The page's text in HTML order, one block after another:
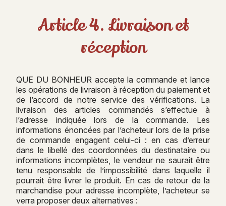
Article 4. Livraison et
réception
QUE DU BONHEUR accepte la commande et lance
les opérations de livraison à réception du paiement et
de l’accord de notre service des vérifications. La
livraison des articles commandés s’effectue à
l’adresse indiquée lors de la commande. Les
informations énoncées par l’acheteur lors de la prise
de commande engagent celui-ci : en cas d’erreur
dans le libellé des coordonnées du destinataire ou
informations incomplètes, le vendeur ne saurait être
tenu responsable de l’impossibilité dans laquelle il
pourrait être livrer le produit. En cas de retour de la
marchandise pour adresse incomplète, l’acheteur se
verra proposer deux alternatives :